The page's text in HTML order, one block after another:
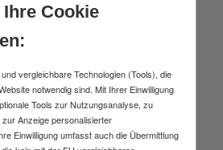
Cookie
vergleichbare Technologien (Tools), die
notwendig sind. Mit Ihrer Einwilligung
Tools zur Nutzungsanalyse, zu
Anzeige personalisierter
Einwilligung umfasst auch die Übermittlung